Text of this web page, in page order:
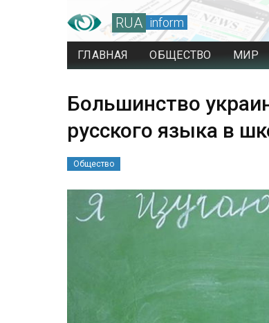
RUA inform
ГЛАВНАЯ ОБЩЕСТВО МИР
Большинство
русского языка в
Общество